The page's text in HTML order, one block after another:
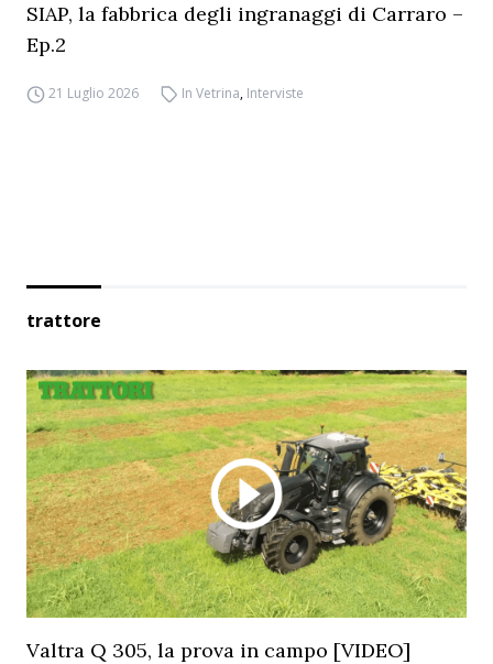
SIAP, la fabbrica degli ingranaggi di Carraro –
Ep.2
21 Luglio 2026 In Vetrina, Interviste
trattore
Valtra Q 305, la prova in campo [VIDEO]